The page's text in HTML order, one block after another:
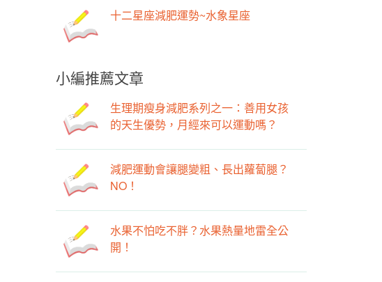
十二星座減肥運勢~水象星座
小編推薦文章
生理期瘦身減肥系列之一：善用女孩
的天生優勢，月經來可以運動嗎？
減肥運動會讓腿變粗、長出蘿蔔腿？
NO！
水果不怕吃不胖？水果熱量地雷全公
開！